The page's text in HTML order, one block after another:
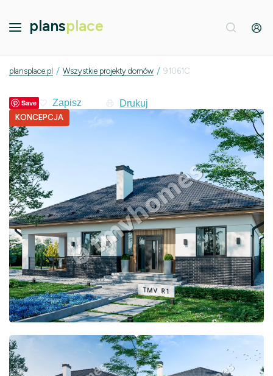
plansplace
plansplace.pl / Wszystkie projekty domów / 91061C
Save Drukuj
KONCEPCJA